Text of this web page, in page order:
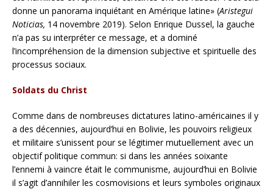
donne un panorama inquiétant en Amérique latine» (Aristegui
Noticias, 14 novembre 2019). Selon Enrique Dussel, la gauche
n’a pas su interpréter ce message, et a dominé
l’incompréhension de la dimension subjective et spirituelle des
processus sociaux.
Soldats du Christ
Comme dans de nombreuses dictatures latino-américaines il y
a des décennies, aujourd’hui en Bolivie, les pouvoirs religieux
et militaire s’unissent pour se légitimer mutuellement avec un
objectif politique commun: si dans les années soixante
l’ennemi à vaincre était le communisme, aujourd’hui en Bolivie
il s’agit d’annihiler les cosmovisions et leurs symboles originaux